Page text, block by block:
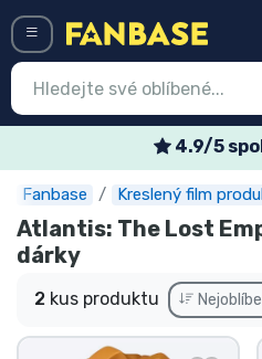
4.9/5
Fanbase Kreslený film
Atlantis: The Lost
dárky
2 kus produktu
Vstup
Nejnovější věci
Speciální nabídky